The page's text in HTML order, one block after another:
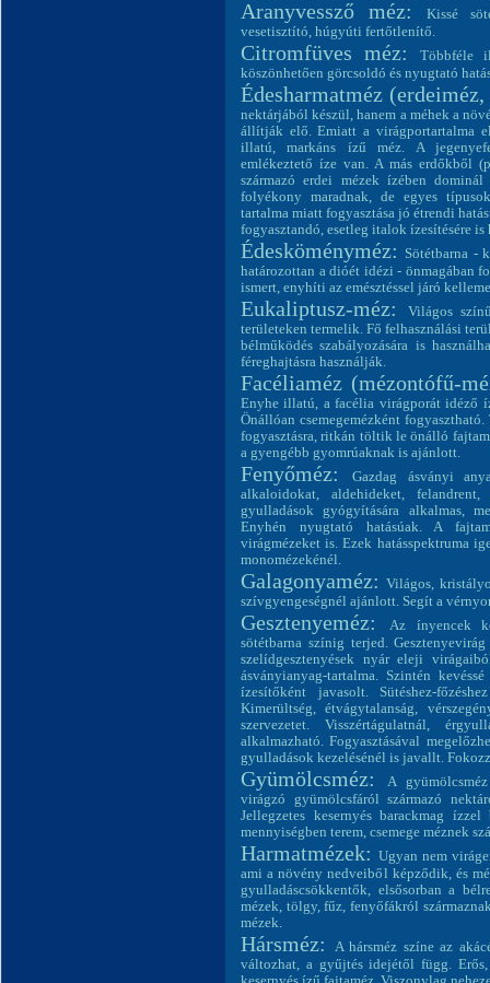
Aranyvessző méz:
Kissé
vesetisztító, húgyúti fertőtlenítő.
Citromfüves méz:
Többféle
köszönhetően görcsoldó és nyugtató
Édesharmatméz
nektárjából készül, hanem a méhek a
állítják elő. Emiatt a virágportartalma
illatú, markáns ízű méz. A
emlékeztető íze van. A más erdőkből
származó erdei mézek ízében
folyékony maradnak, de egyes
tartalma miatt fogyasztása jó étrendi
fogyasztandó, esetleg italok ízesítésére
Édesköményméz:
Sötétbarna -
határozottan a dióét idézi - önmagában
ismert, enyhíti az emésztéssel járó
Eukaliptusz-méz:
Világos
területeken termelik. Fő felhasználási
bélműködés szabályozására is
féreghajtásra használják.
Facéliaméz (mézontófű-
Enyhe illatú, a facélia virágporát idéző
Önállóan csemegemézként
fogyasztásra, ritkán töltik le önálló
a gyengébb gyomrúaknak is ajánlott.
Fenyőméz:
Gazdag ásványi
alkaloidokat, aldehideket,
gyulladások gyógyítására alkalmas,
Enyhén nyugtató hatásúak. A
virágmézeket is. Ezek hatásspektruma
monomézekénél.
Galagonyaméz:Világos,
szívgyengeségnél ajánlott. Segít a
Gesztenyeméz:
Az ínyencek
sötétbarna színig terjed.
szelídgesztenyések nyár eleji
ásványianyag-tartalma. Szintén
ízesítőként javasolt. Sütéshez-
Kimerültség, étvágytalanság,
szervezetet. Visszértágulatnál,
alkalmazható. Fogyasztásával
gyulladások kezelésénél is javallt.
Gyümölcsméz:
A
virágzó gyümölcsfáról származó
Jellegzetes kesernyés barackmag
mennyiségben terem, csemege méznek
Harmatmézek: Ugyan nem
ami a növény nedveiből képződik, és
gyulladáscsökkentők, elsősorban a
mézek, tölgy, fűz, fenyőfákról
mézek.
Hársméz:
A hársméz színe az
változhat, a gyűjtés idejétől függ.